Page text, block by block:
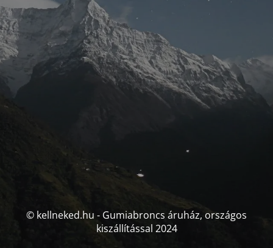
© kellneked.hu - Gumiabroncs áruház, országos
kiszállítással 2024